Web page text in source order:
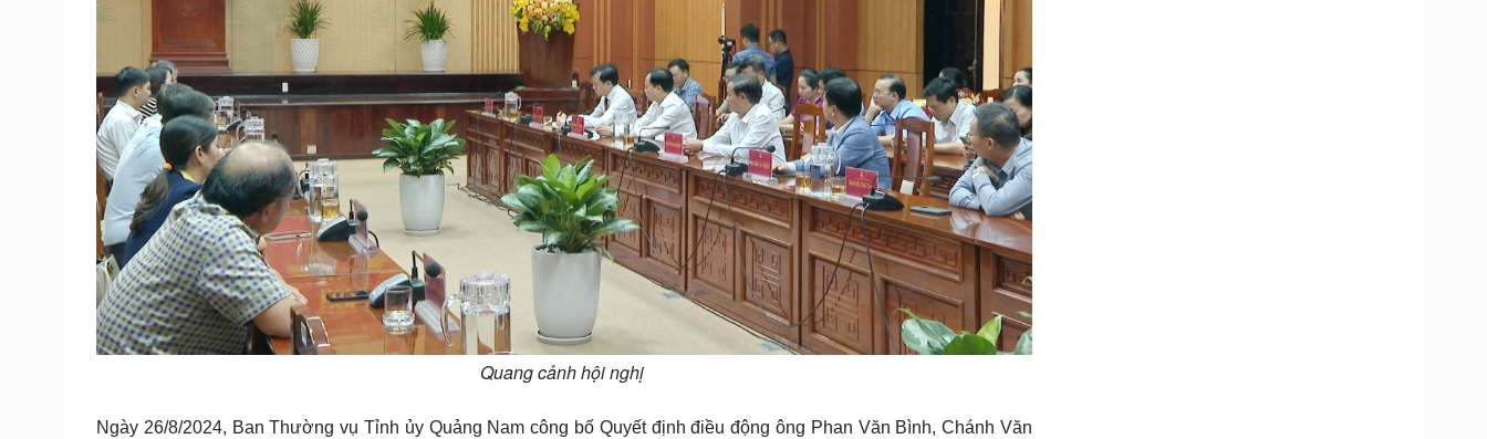
Quang cảnh hội nghị
Ngày 26/8/2024, Ban Thường vụ Tỉnh ủy Quảng Nam công bố Quyết định điều động ông Phan Văn Bình, Chánh Văn